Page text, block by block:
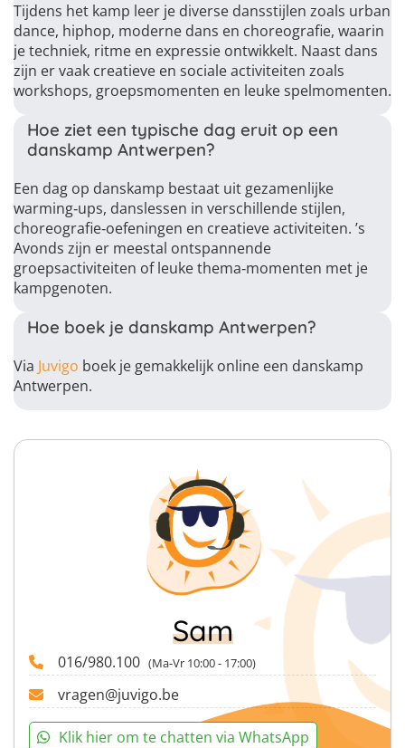
Sam
016/980.100 (Ma-Vr 10:00 - 17:00)
vragen@juvigo.be
Klik hier om te chatten via WhatsApp
Tijdens het kamp leer je diverse dansstijlen zoals urban
dance, hiphop, moderne dans en choreografie, waarin
je techniek, ritme en expressie ontwikkelt. Naast dans
zijn er vaak creatieve en sociale activiteiten zoals
workshops, groepsmomenten en leuke spelmomenten.
Hoe ziet een typische dag eruit op een
danskamp Antwerpen?
Een dag op danskamp bestaat uit gezamenlijke
warming‑ups, danslessen in verschillende stijlen,
choreografie‑oefeningen en creatieve activiteiten. ’s
Avonds zijn er meestal ontspannende
groepsactiviteiten of leuke thema‑momenten met je
kampgenoten.
Hoe boek je danskamp Antwerpen?
Via Juvigo boek je gemakkelijk online een danskamp
Antwerpen.